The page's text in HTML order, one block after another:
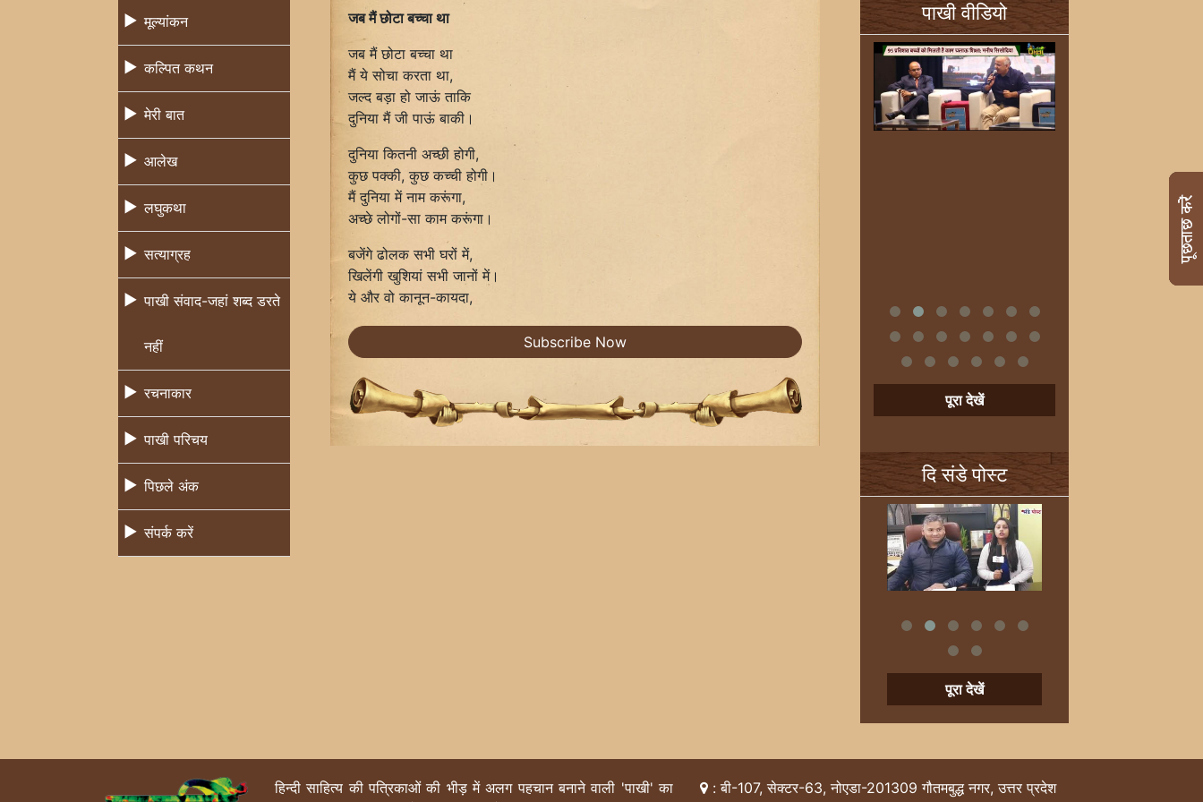
मूल्यांकन
कल्पित कथन
मेरी बात
आलेख
लघुकथा
सत्याग्रह
पाखी संवाद-जहां शब्द डरते
नहीं
रचनाकार
पाखी परिचय
पिछले अंक
संपर्क करें
जब मैं छोटा बच्चा था
जब मैं छोटा बच्चा था
मैं ये सोचा करता था,
जल्द बड़ा हो जाऊं ताकि
दुनिया मैं जी पाऊं बाकी।
दुनिया कितनी अच्छी होगी,
कुछ पक्की, कुछ कच्ची होगी।
मैं दुनिया में नाम करूंगा,
अच्छे लोगों-सा काम करूंगा।
बजेंगे ढोलक सभी घरों में,
खिलेंगी खुशियां सभी जानों में।
ये और वो कानून-कायदा,
Subscribe Now
पाखी वीडियो
पूरा देखें
दि संडे पोस्ट
पूरा देखें
हिन्दी साहित्य की पत्रिकाओं की भीड़ में अलग पहचान बनाने वाली 'पाखी' का
: बी-107, सेक्टर-63, नोएडा-201309 गौतमबुद्ध नगर, उत्तर प्रदेश